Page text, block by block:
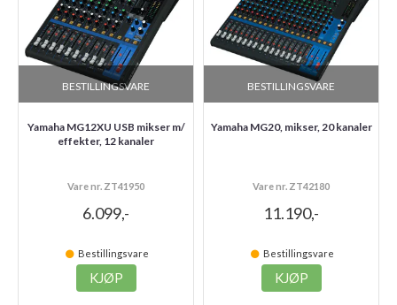
BESTILLINGSVARE
Yamaha MG12XU USB mikser m/
effekter, 12 kanaler
Vare nr. ZT41950
6.099,-
Bestillingsvare
KJØP
BESTILLINGSVARE
Yamaha MG20, mikser, 20 kanaler
Vare nr. ZT42180
11.190,-
Bestillingsvare
KJØP